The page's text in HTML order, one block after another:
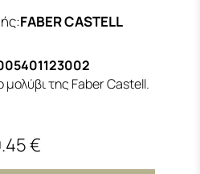
:FABER CASTELL
μολύβι της Faber Castell.
€